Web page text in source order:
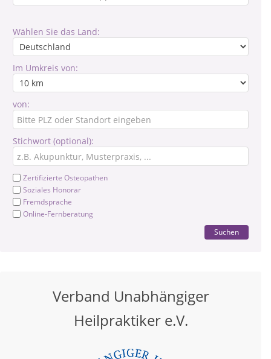
Wählen Sie das Land:
Im Umkreis von:
von:
Stichwort (optional):
Zertifizierte Osteopathen
Soziales Honorar
Fremdsprache
Online-Fernberatung
Suchen
Verband Unabhängiger
Heilpraktiker e.V.